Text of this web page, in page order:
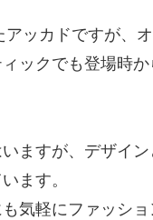
ッカドですが、
ックでも登場時か
ますが、デザイン
ます。
気軽にファッシ